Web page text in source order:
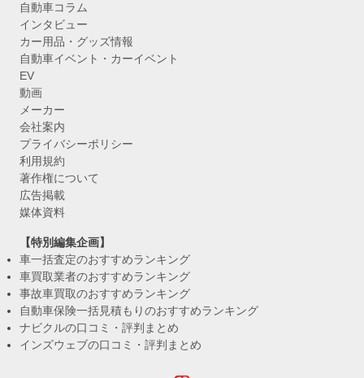
自動車コラム
インタビュー
カー用品・グッズ情報
自動車イベント・カーイベント
EV
動画
メーカー
会社案内
プライバシーポリシー
利用規約
著作権について
広告掲載
媒体資料
【特別編集企画】
車一括査定のおすすめランキング
車買取業者のおすすめランキング
事故車買取のおすすめランキング
自動車保険一括見積もりのおすすめランキング
ナビクルの口コミ・評判まとめ
インズウェブの口コミ・評判まとめ